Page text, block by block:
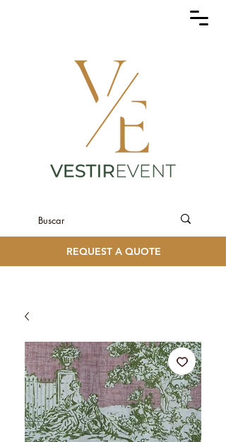
REQUEST A QUOTE